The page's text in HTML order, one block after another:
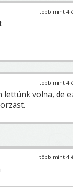
több mint 4
több mint 4
lettünk volna, de
több mint 4